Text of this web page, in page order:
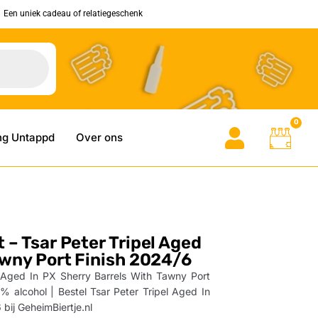
Een uniek cadeau of relatiegeschenk
Untappd Over ons
0
Tsar Peter Tripel Aged
Port Finish 2024/6
In PX Sherry Barrels With Tawny Port
alcohol | Bestel Tsar Peter Tripel Aged In
GeheimBiertje.nl